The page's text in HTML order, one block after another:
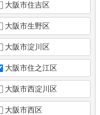
大阪市住吉区
大阪市生野区
大阪市淀川区
大阪市住之江区
大阪市西淀川区
大阪市西区